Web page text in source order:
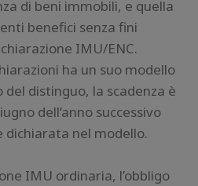
di beni immobili, e quella
benefici senza fini
IMU/ENC.
ha un suo modello
distinguo, la scadenza è
dell’anno successivo
nel modello.
IMU ordinaria, l’obbligo